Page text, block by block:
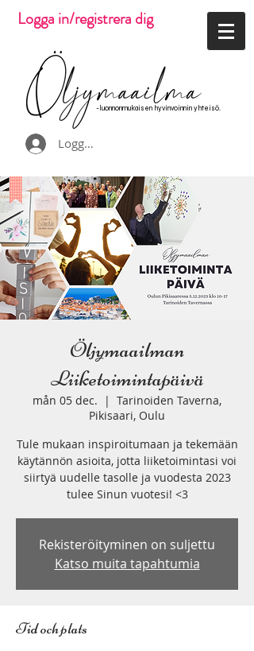
Logga in/registrera dig
-luonnonmukaisen hyvinvoinnin yhteisö.
Logga in
Öljymaailman
Liiketoimintapäivä
mån 05 dec.
  |
Tarinoiden Taverna,
Pikisaari, Oulu
Tule mukaan inspiroitumaan ja tekemään
käytännön asioita, jotta liiketoimintasi voi
siirtyä uudelle tasolle ja vuodesta 2023
tulee Sinun vuotesi! <3
Rekisteröityminen on suljettu
Katso muita tapahtumia
Tid och plats